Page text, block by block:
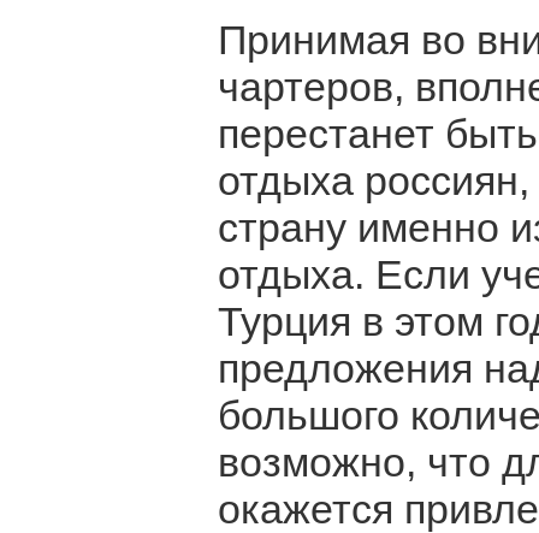
Принимая во
чартеров,
перестанет
отдыха россиян,
страну именно
отдыха. Если
Турция в этом
предложения
большого
возможно, что
окажется